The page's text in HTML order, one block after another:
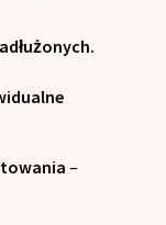
–